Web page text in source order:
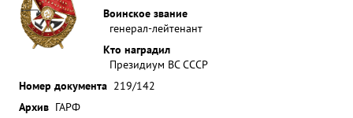
Воинское звание
генерал-лейтенант
Кто наградил
Президиум ВС СССР
Номер документа 219/142
Архив ГАРФ